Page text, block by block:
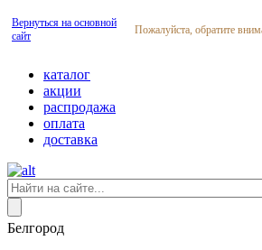
Вернуться на основной
сайт
Пожалуйста, обратите
каталог
акции
распродажа
оплата
доставка
Белгород